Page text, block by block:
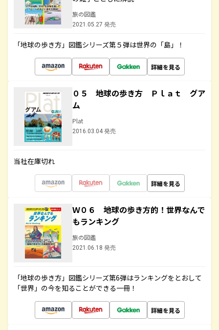
旅の図鑑
2021.05.27 発売
「地球の歩き方」図鑑シリーズ第５弾は世界の「島」！
詳細を見る
０５ 地球の歩き方 Ｐｌａｔ グア
ム
Plat
2016.03.04 発売
当社在庫切れ
詳細を見る
Ｗ０６ 地球の歩き方的！世界なんで
もランキング
旅の図鑑
2021.06.18 発売
「地球の歩き方」図鑑シリーズ第6弾はランキングをとおして
「世界」の今を知ることができる一冊！
詳細を見る